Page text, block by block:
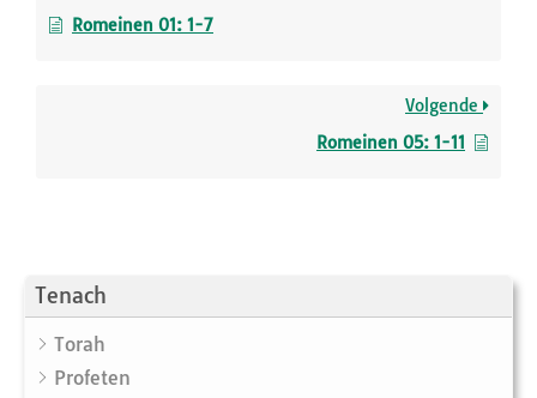
Tenach
Torah
Profeten
Romeinen 01: 1-7
Volgende
Romeinen 05: 1-11